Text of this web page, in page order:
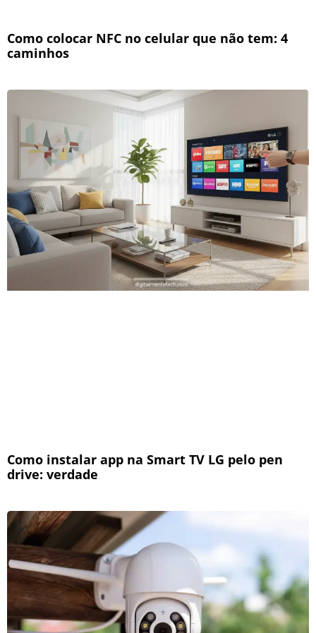
Como colocar NFC no celular que não tem: 4
caminhos
Como instalar app na Smart TV LG pelo pen
drive: verdade